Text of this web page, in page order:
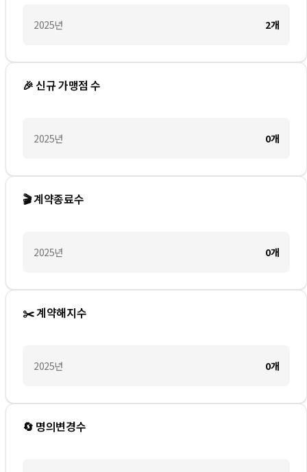
2025년 2개
🎉 신규 가맹점 수
2025년 0개
🎬 계약종료수
2025년 0개
✂️ 계약해지수
2025년 0개
🔄 명의변경수